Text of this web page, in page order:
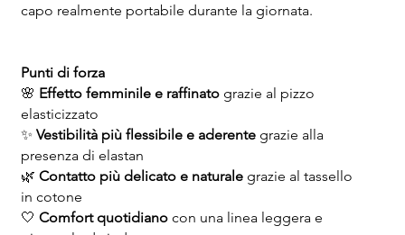
capo realmente portabile durante la giornata.
Punti di forza
🌸 Effetto femminile e raffinatograzie al pizzo
elasticizzato
✨ Vestibilità più flessibile e aderentegrazie alla
presenza di elastan
🌿 Contatto più delicato e naturalegrazie al tassello
in cotone
🤍 Comfort quotidianocon una linea leggera e